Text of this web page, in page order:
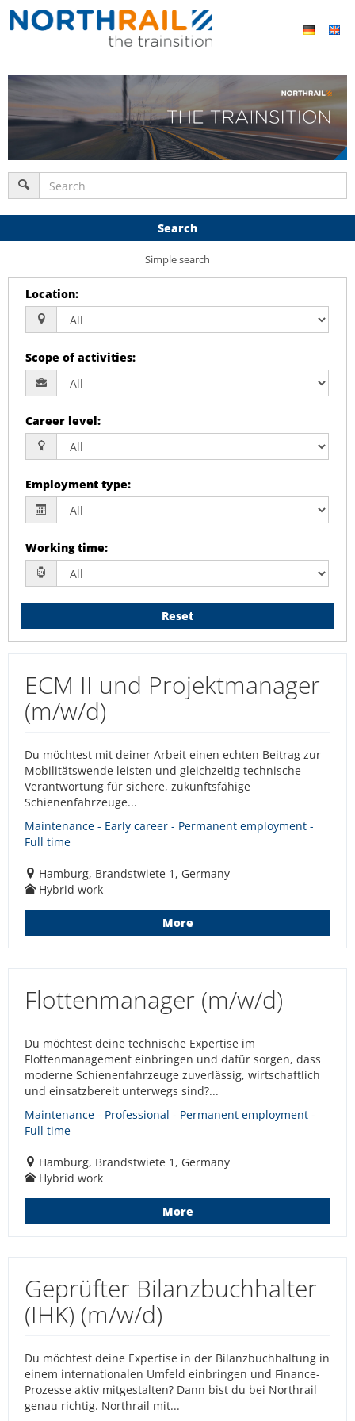
Search
Simple search
Location:
Scope of activities:
Career level:
Employment type:
Working time:
Reset
ECM II und Projektmanager
(m/w/d)
Du möchtest mit deiner Arbeit einen echten Beitrag zur
Mobilitätswende leisten und gleichzeitig technische
Verantwortung für sichere, zukunftsfähige
Schienenfahrzeuge...
Maintenance - Early career - Permanent employment -
Full time
Hamburg, Brandstwiete 1, Germany
Hybrid work
More
Flottenmanager (m/w/d)
Du möchtest deine technische Expertise im
Flottenmanagement einbringen und dafür sorgen, dass
moderne Schienenfahrzeuge zuverlässig, wirtschaftlich
und einsatzbereit unterwegs sind?...
Maintenance - Professional - Permanent employment -
Full time
Hamburg, Brandstwiete 1, Germany
Hybrid work
More
Geprüfter Bilanzbuchhalter
(IHK) (m/w/d)
Du möchtest deine Expertise in der Bilanzbuchhaltung in
einem internationalen Umfeld einbringen und Finance-
Prozesse aktiv mitgestalten? Dann bist du bei Northrail
genau richtig. Northrail mit...